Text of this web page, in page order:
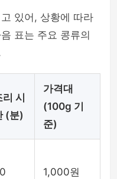
있어, 상황에 따라
표는 주요 콩류의
리 시
(분)
가격대
(100g 기
준)
1,000원